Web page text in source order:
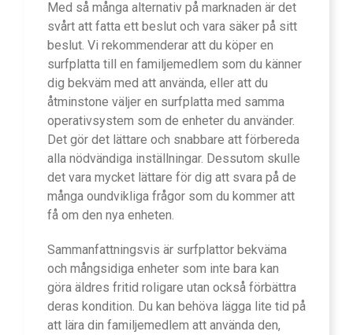
Med så många alternativ på marknaden är det
svårt att fatta ett beslut och vara säker på sitt
beslut. Vi rekommenderar att du köper en
surfplatta till en familjemedlem som du känner
dig bekväm med att använda, eller att du
åtminstone väljer en surfplatta med samma
operativsystem som de enheter du använder.
Det gör det lättare och snabbare att förbereda
alla nödvändiga inställningar. Dessutom skulle
det vara mycket lättare för dig att svara på de
många oundvikliga frågor som du kommer att
få om den nya enheten.
Sammanfattningsvis är surfplattor bekväma
och mångsidiga enheter som inte bara kan
göra äldres fritid roligare utan också förbättra
deras kondition. Du kan behöva lägga lite tid på
att lära din familjemedlem att använda den,